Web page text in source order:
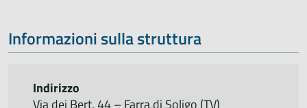
Informazioni sulla struttura
Indirizzo
Via dei Bert, 44 – Farra di Soligo (TV)